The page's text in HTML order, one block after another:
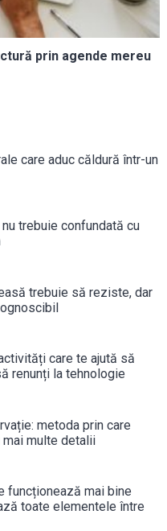
prin agende mereu
care aduc căldură într-un
trebuie confundată cu
trebuie să reziste, dar
care te ajută să
renunți la tehnologie
metoda prin care
multe detalii
funcționează mai bine
toate elementele între